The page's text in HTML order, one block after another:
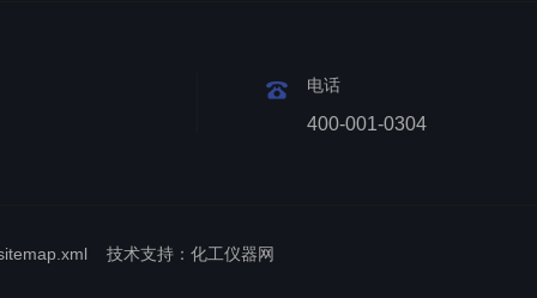
电话
400-001-0304
技术支持： 化工仪器网